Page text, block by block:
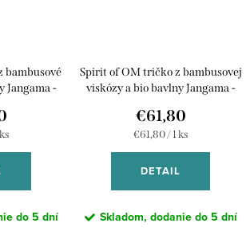
Jangama -
do 5 dní
Spirit of OM tričko z bambusovej
viskózy a bio bavlny Jangama -
€61,80
Jednotková
€61,80 / 1 ks
DETAIL
Skladom, dodanie do 5 dní